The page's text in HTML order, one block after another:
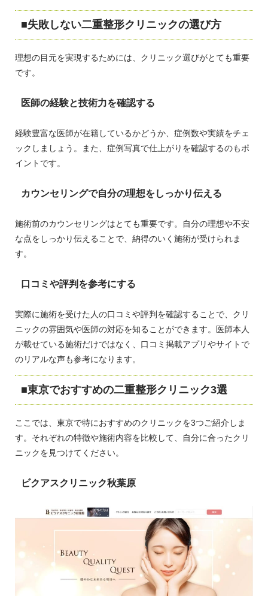
失敗しない二重整形クリニックの選び方
理想の目元を実現するためには、クリニック選びがとても重要
です。
医師の経験と技術力を確認する
経験豊富な医師が在籍しているかどうか、症例数や実績をチェ
ックしましょう。また、症例写真で仕上がりを確認するのもポ
イントです。
カウンセリングで自分の理想をしっかり伝える
施術前のカウンセリングはとても重要です。自分の理想や不安
な点をしっかり伝えることで、納得のいく施術が受けられま
す。
口コミや評判を参考にする
実際に施術を受けた人の口コミや評判を確認することで、クリ
ニックの雰囲気や医師の対応を知ることができます。医師本人
が載せている施術だけではなく、口コミ掲載アプリやサイトで
のリアルな声も参考になります。
東京でおすすめの二重整形クリニック3選
ここでは、東京で特におすすめのクリニックを3つご紹介しま
す。それぞれの特徴や施術内容を比較して、自分に合ったクリ
ニックを見つけてください。
ビクアスクリニック秋葉原